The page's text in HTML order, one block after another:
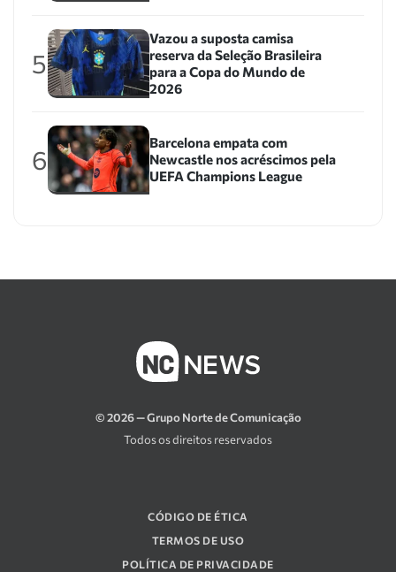
5
Vazou a suposta camisa
reserva da Seleção Brasileira
para a Copa do Mundo de
2026
6
Barcelona empata com
Newcastle nos acréscimos pela
UEFA Champions League
© 2026 — Grupo Norte de Comunicação
Todos os direitos reservados
CÓDIGO DE ÉTICA
TERMOS DE USO
POLÍTICA DE PRIVACIDADE